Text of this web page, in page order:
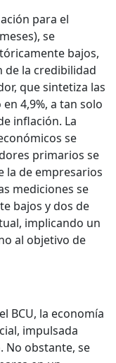
para el
se
bajos,
de la credibilidad
que sintetiza las
4,9%, a tan solo
inflación. La
se
primarios se
la de empresarios
mediciones se
bajos y dos de
implicando un
al objetivo de
BCU, la economía
impulsada
No obstante, se